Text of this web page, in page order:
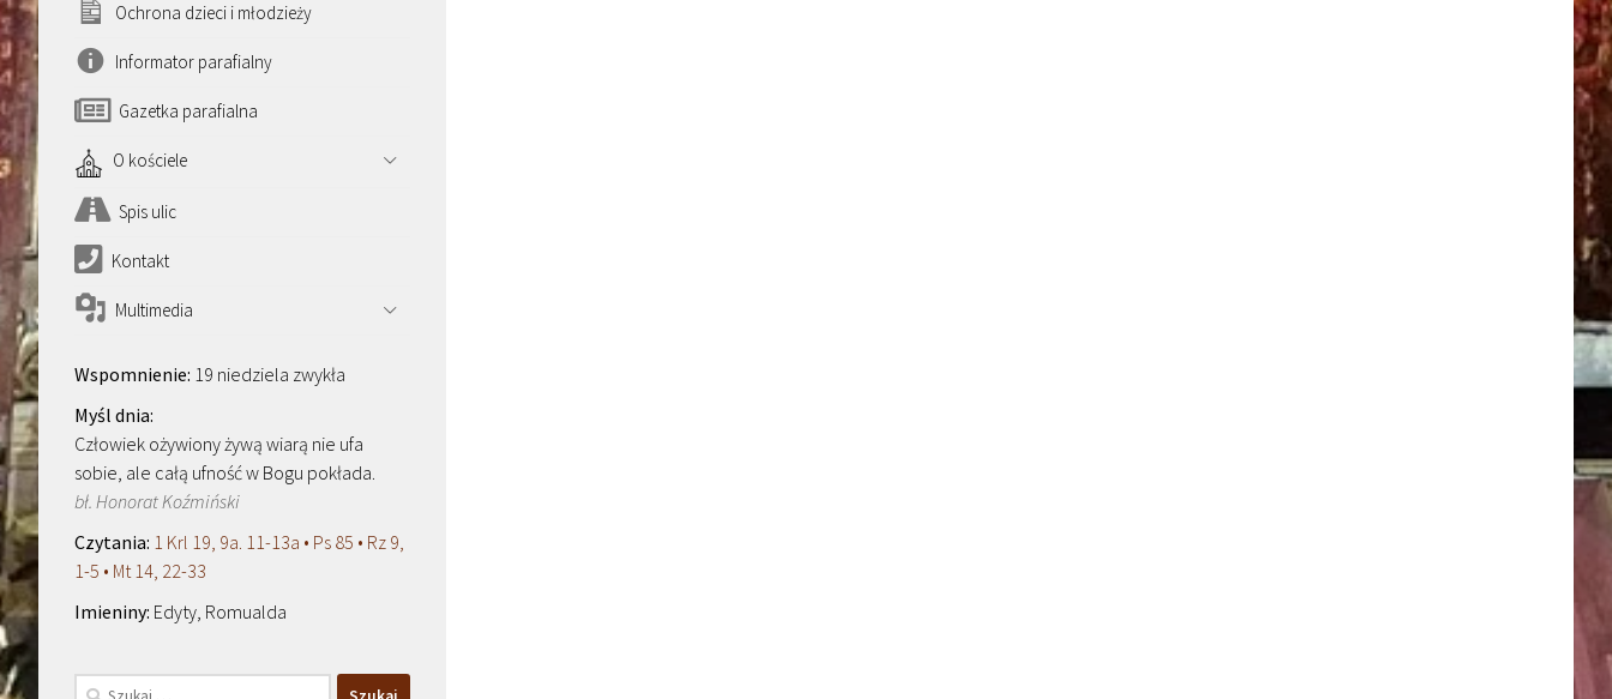
Ochrona dzieci i młodzieży
Informator parafialny
Gazetka parafialna
O kościele
Spis ulic
Kontakt
Multimedia
19 niedziela zwykła
Człowiek ożywiony żywą wiarą nie ufa
sobie, ale całą ufność w Bogu pokłada.
bł. Honorat Koźmiński
1 Krl 19, 9a. 11-13a • Ps 85 • Rz 9,
1-5 • Mt 14, 22-33
Edyty, Romualda
Szukaj: